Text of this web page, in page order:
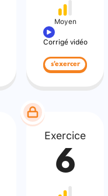
Moyen
Corrigé vidéo
s'exercer
Exercice
6